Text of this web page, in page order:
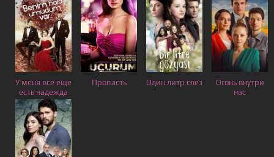
У меня все еще
есть надежда
Пропасть Один литр слез
Огонь внутри
нас